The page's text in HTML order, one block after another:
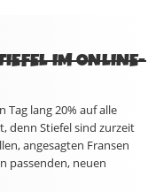
IM ONLINE-
Tag lang 20% auf alle
denn Stiefel sind zurzeit
angesagten Fransen
passenden, neuen